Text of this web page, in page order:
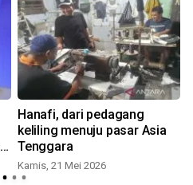
Hanafi, dari pedagang
keliling menuju pasar Asia
Tenggara
Kamis, 21 Mei 2026